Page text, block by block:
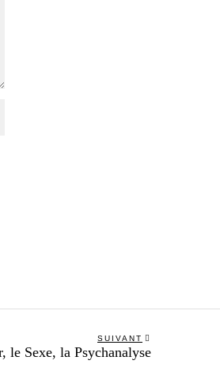
SUIVANT
Next
le Sexe, la Psychanalyse